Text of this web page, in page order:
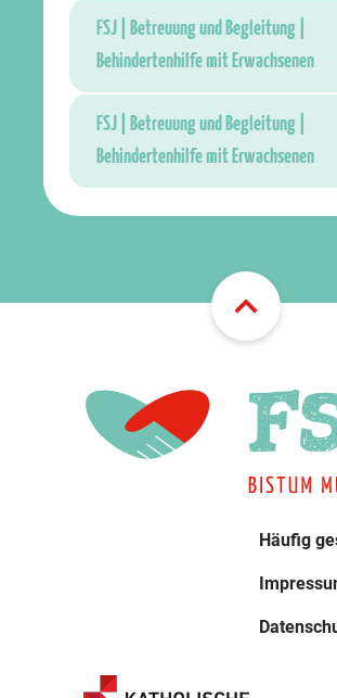
FSJ | Betreuung und Begleitung |
Behindertenhilfe mit Erwachsenen
FSJ | Betreuung und Begleitung |
Behindertenhilfe mit Erwachsenen
Häufig